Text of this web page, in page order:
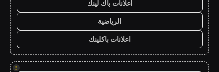
اعلانات باك لينك
الرياضية
اعلانات باكلينك
!